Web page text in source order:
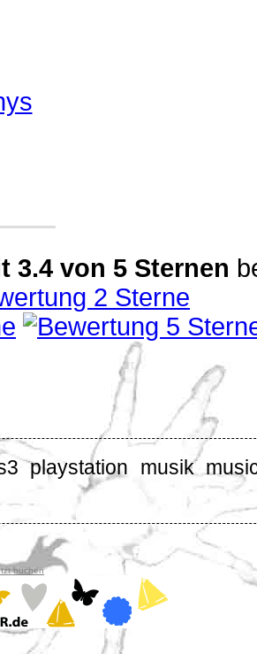
3.4 von 5 Sternen
playstation musik
buchen